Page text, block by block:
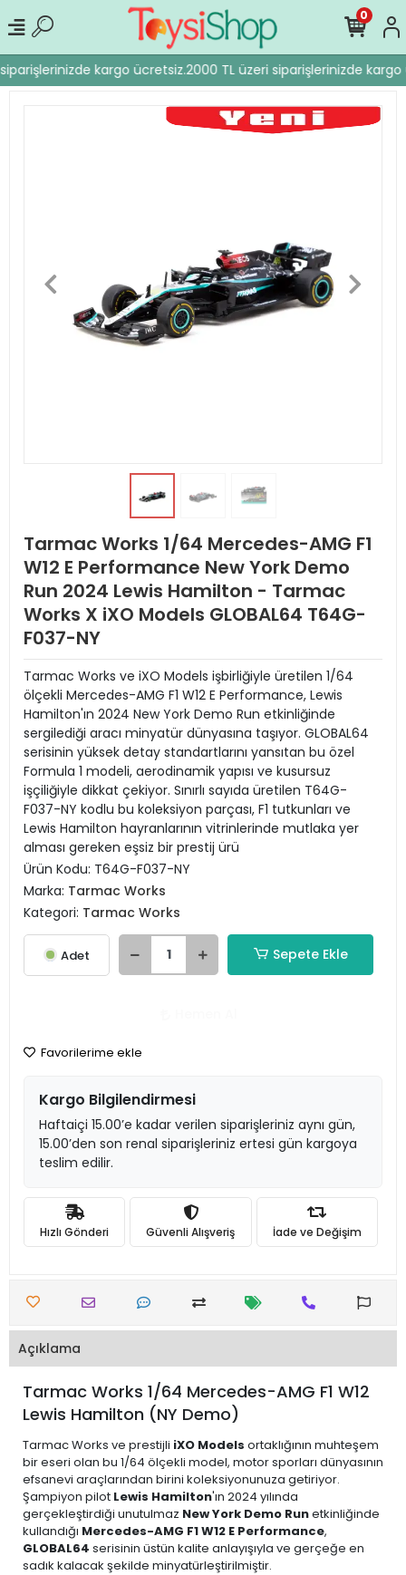
kargo ücretsiz.2000 TL üzeri siparişlerinizde kargo
0
Tarmac Works 1/64 Mercedes-AMG F1
W12 E Performance New York Demo
Run 2024 Lewis Hamilton - Tarmac
Works X iXO Models GLOBAL64 T64G-
F037-NY
Tarmac Works ve iXO Models işbirliğiyle üretilen 1/64
ölçekli Mercedes-AMG F1 W12 E Performance, Lewis
Hamilton'ın 2024 New York Demo Run etkinliğinde
sergilediği aracı minyatür dünyasına taşıyor. GLOBAL64
serisinin yüksek detay standartlarını yansıtan bu özel
Formula 1 modeli, aerodinamik yapısı ve kusursuz
işçiliğiyle dikkat çekiyor. Sınırlı sayıda üretilen T64G-
F037-NY kodlu bu koleksiyon parçası, F1 tutkunları ve
Lewis Hamilton hayranlarının vitrinlerinde mutlaka yer
alması gereken eşsiz bir prestij ürü
Ürün Kodu: T64G-F037-NY
Marka: Tarmac Works
Kategori: Tarmac Works
Adet Sepete Ekle
Favorilerime ekle
Kargo Bilgilendirmesi
Haftaiçi 15.00’e kadar verilen siparişleriniz aynı gün,
15.00’den son renal siparişleriniz ertesi gün kargoya
teslim edilir.
Hızlı Gönderi Güvenli Alışveriş İade ve Değişim
Açıklama
Tarmac Works 1/64 Mercedes-AMG F1 W12
Lewis Hamilton (NY Demo)
Tarmac Works ve prestijli iXO Models ortaklığının muhteşem
bir eseri olan bu 1/64 ölçekli model, motor sporları dünyasının
efsanevi araçlarından birini koleksiyonunuza getiriyor.
Şampiyon pilot Lewis Hamilton'ın 2024 yılında
gerçekleştirdiği unutulmaz New York Demo Runetkinliğinde
kullandığı Mercedes-AMG F1 W12 E Performance,
GLOBAL64 serisinin üstün kalite anlayışıyla ve gerçeğe en
sadık kalacak şekilde minyatürleştirilmiştir.